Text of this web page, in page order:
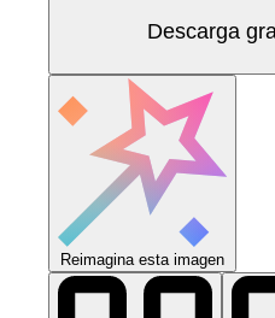
Descarga
Reimagina esta imagen